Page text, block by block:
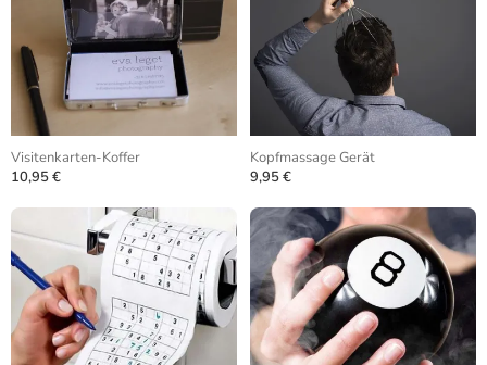
Visitenkarten-Koffer
10,95 €
Kopfmassage Gerät
9,95 €